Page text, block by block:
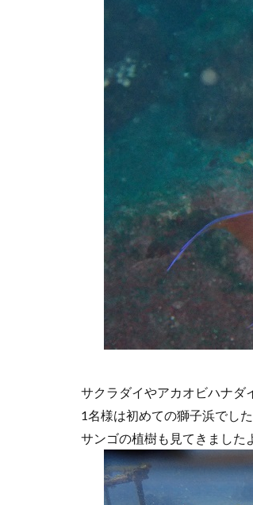
サクラダイやアカオビハナダ
1名様は初めての獅子浜でし
サンゴの植樹も見てきました